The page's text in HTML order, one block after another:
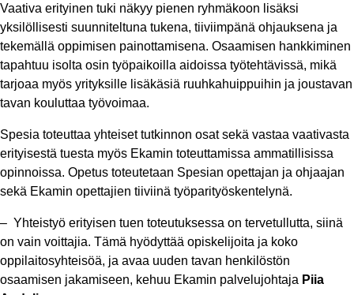
Vaativa erityinen tuki näkyy pienen ryhmäkoon lisäksi
yksilöllisesti suunniteltuna tukena, tiiviimpänä ohjauksena ja
tekemällä oppimisen painottamisena. Osaamisen hankkiminen
tapahtuu isolta osin työpaikoilla aidoissa työtehtävissä, mikä
tarjoaa myös yrityksille lisäkäsiä ruuhkahuippuihin ja joustavan
tavan kouluttaa työvoimaa.
Spesia toteuttaa yhteiset tutkinnon osat sekä vastaa vaativasta
erityisestä tuesta myös Ekamin toteuttamissa ammatillisissa
opinnoissa. Opetus toteutetaan Spesian opettajan ja ohjaajan
sekä Ekamin opettajien tiiviinä työparityöskentelynä.
– ​​ Yhteistyö erityisen tuen toteutuksessa on tervetullutta, siinä
on vain voittajia. Tämä hyödyttää opiskelijoita ja koko
oppilaitosyhteisöä, ja avaa uuden tavan henkilöstön
osaamisen jakamiseen, kehuu Ekamin palvelujohtaja Piia